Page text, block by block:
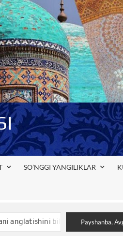
SO’NGGI YANGILIKLAR
bilasizmi Baliq
Payshanba,